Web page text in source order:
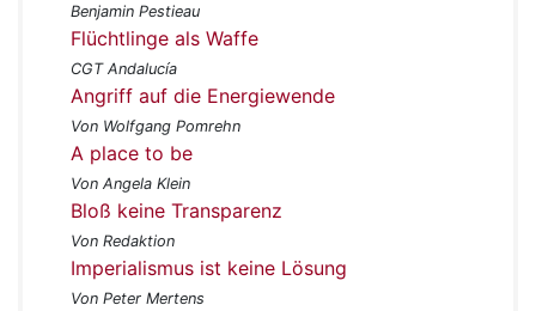
Benjamin Pestieau
Flüchtlinge als Waffe
CGT Andalucía
Angriff auf die Energiewende
Von Wolfgang Pomrehn
A place to be
Von Angela Klein
Bloß keine Transparenz
Von Redaktion
Imperialismus ist keine Lösung
Von Peter Mertens